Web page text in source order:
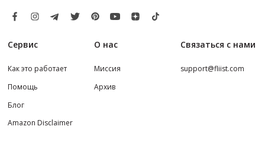
Сервис
Как это работает
Помощь
Блог
Amazon Disclaimer
О нас
Миссия
Архив
Связаться с нами
support@fliist.com